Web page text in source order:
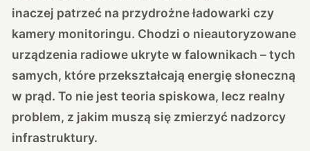
inaczej patrzeć na przydrożne ładowarki czy
kamery monitoringu. Chodzi o nieautoryzowane
urządzenia radiowe ukryte w falownikach – tych
samych, które przekształcają energię słoneczną
w prąd. To nie jest teoria spiskowa, lecz realny
problem, z jakim muszą się zmierzyć nadzorcy
infrastruktury.